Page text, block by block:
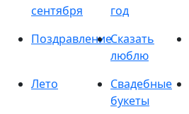
сентября
год
ПоздравлениеСказать
люблю
Лето
Свадебные
букеты